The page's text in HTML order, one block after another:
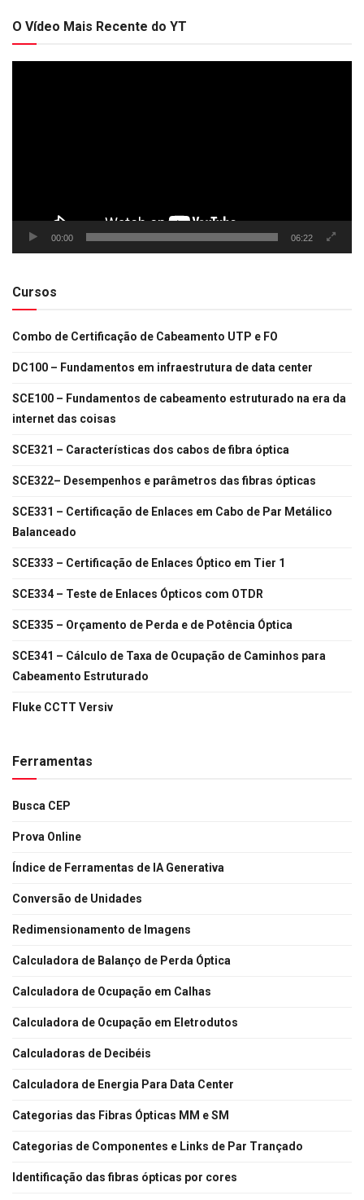
O Vídeo Mais Recente do YT
00:00 06:22
Cursos
Combo de Certificação de Cabeamento UTP e FO
DC100 – Fundamentos em infraestrutura de data center
SCE100 – Fundamentos de cabeamento estruturado na era da
internet das coisas
SCE321 – Características dos cabos de fibra óptica
SCE322– Desempenhos e parâmetros das fibras ópticas
SCE331 – Certificação de Enlaces em Cabo de Par Metálico
Balanceado
SCE333 – Certificação de Enlaces Óptico em Tier 1
SCE334 – Teste de Enlaces Ópticos com OTDR
SCE335 – Orçamento de Perda e de Potência Óptica
SCE341 – Cálculo de Taxa de Ocupação de Caminhos para
Cabeamento Estruturado
Fluke CCTT Versiv
Ferramentas
Busca CEP
Prova Online
Índice de Ferramentas de IA Generativa
Conversão de Unidades
Redimensionamento de Imagens
Calculadora de Balanço de Perda Óptica
Calculadora de Ocupação em Calhas
Calculadora de Ocupação em Eletrodutos
Calculadoras de Decibéis
Calculadora de Energia Para Data Center
Categorias das Fibras Ópticas MM e SM
Categorias de Componentes e Links de Par Trançado
Identificação das fibras ópticas por cores